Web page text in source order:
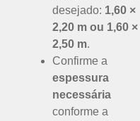
desejado: 1,60 ×
2,20 m ou 1,60 ×
2,50 m.
Confirme a
espessura
necessária
conforme a